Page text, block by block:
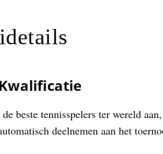
beste tennisspelers ter wereld
deelnemen aan het